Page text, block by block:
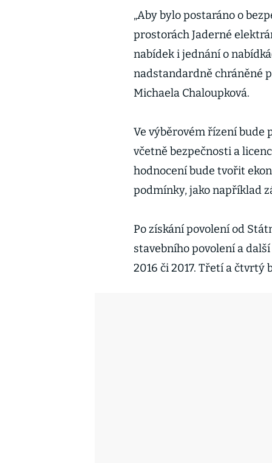
„Aby bylo postaráno o
prostorách Jaderné
nabídek i jednání o
nadstandardně chráněné
Michaela Chaloupková.
Ve výběrovém řízení bude
včetně bezpečnosti a
hodnocení bude tvořit
podmínky, jako například
Po získání povolení od
stavebního povolení a
2016 či 2017. Třetí a čtvrtý